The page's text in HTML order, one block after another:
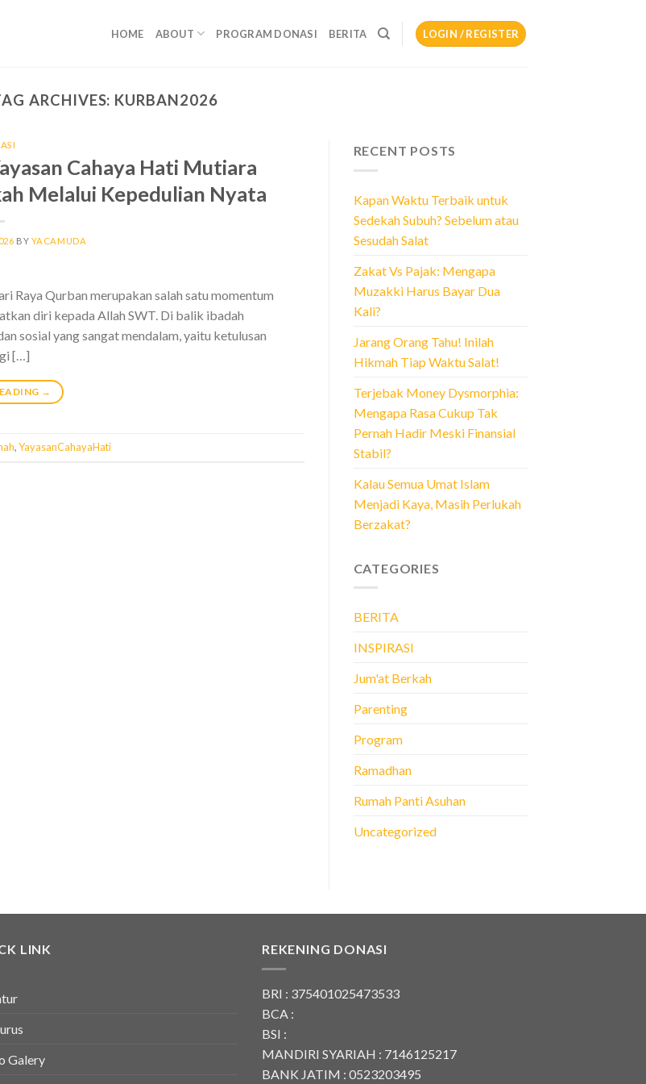
HOME ABOUT PROGRAM DONASI BERITA LOGIN / REGISTER
ARCHIVES: KURBAN2026
Cahaya Hati Mutiara
Melalui Kepedulian Nyata
BY YACAMUDA
Raya Qurban merupakan salah satu momentum
diri kepada Allah SWT. Di balik ibadah
sosial yang sangat mendalam, yaitu ketulusan
[…]
→
,YayasanCahayaHati
RECENT POSTS
Kapan Waktu Terbaik untuk
Sedekah Subuh? Sebelum atau
Sesudah Salat
Zakat Vs Pajak: Mengapa
Muzakki Harus Bayar Dua
Kali?
Jarang Orang Tahu! Inilah
Hikmah Tiap Waktu Salat!
Terjebak Money Dysmorphia:
Mengapa Rasa Cukup Tak
Pernah Hadir Meski Finansial
Stabil?
Kalau Semua Umat Islam
Menjadi Kaya, Masih Perlukah
Berzakat?
CATEGORIES
BERITA
INSPIRASI
Jum'at Berkah
Parenting
Program
Ramadhan
Rumah Panti Asuhan
Uncategorized
LINK
Galery
REKENING DONASI
BRI : 375401025473533
BCA :
BSI :
MANDIRI SYARIAH : 7146125217
BANK JATIM : 0523203495